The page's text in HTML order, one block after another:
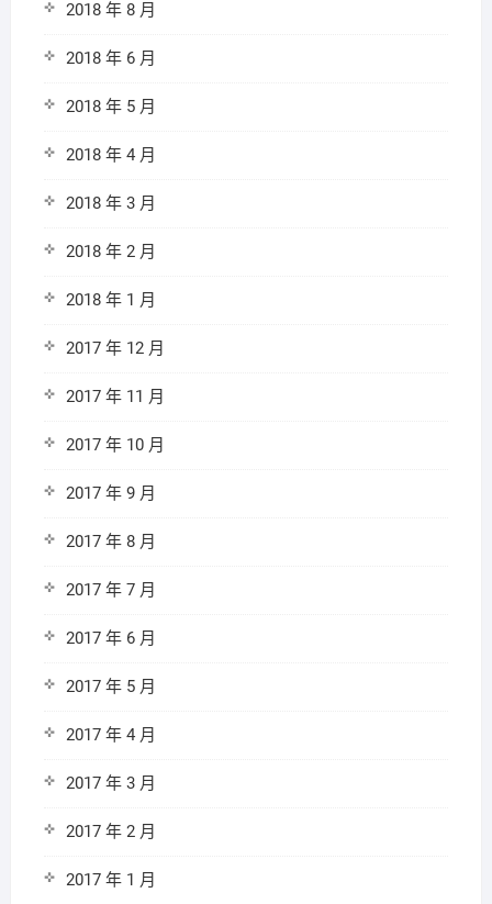
2018 年 8 月
2018 年 6 月
2018 年 5 月
2018 年 4 月
2018 年 3 月
2018 年 2 月
2018 年 1 月
2017 年 12 月
2017 年 11 月
2017 年 10 月
2017 年 9 月
2017 年 8 月
2017 年 7 月
2017 年 6 月
2017 年 5 月
2017 年 4 月
2017 年 3 月
2017 年 2 月
2017 年 1 月